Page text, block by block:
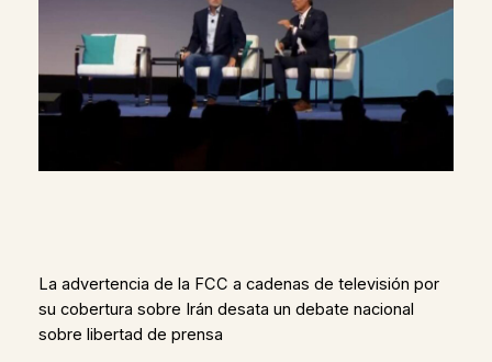
La advertencia de la FCC a cadenas de televisión por
su cobertura sobre Irán desata un debate nacional
sobre libertad de prensa